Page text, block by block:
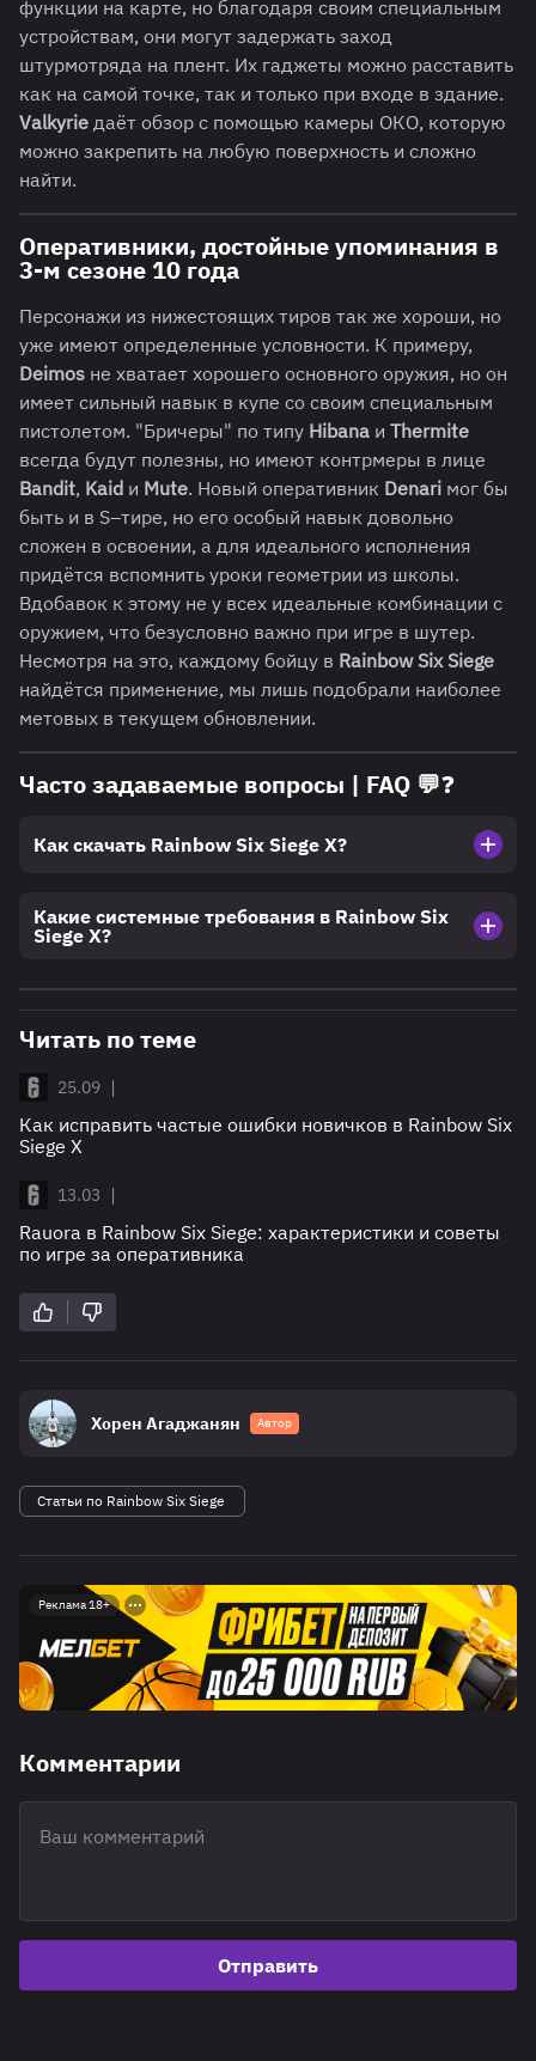
функции на карте, но благодаря своим специальным
устройствам, они могут задержать заход
штурмотряда на плент. Их гаджеты можно расставить
как на самой точке, так и только при входе в здание.
Valkyrie даёт обзор с помощью камеры ОКО, которую
можно закрепить на любую поверхность и сложно
найти.
Оперативники, достойные упоминания в
3-м сезоне 10 года
Персонажи из нижестоящих тиров так же хороши, но
уже имеют определенные условности. К примеру,
Deimos не хватает хорошего основного оружия, но он
имеет сильный навык в купе со своим специальным
пистолетом. "Бричеры" по типу Hibana и Thermite
всегда будут полезны, но имеют контрмеры в лице
Bandit, Kaid и Mute. Новый оперативник Denari мог бы
быть и в S–тире, но его особый навык довольно
сложен в освоении, а для идеального исполнения
придётся вспомнить уроки геометрии из школы.
Вдобавок к этому не у всех идеальные комбинации с
оружием, что безусловно важно при игре в шутер.
Несмотря на это, каждому бойцу в Rainbow Six Siege
найдётся применение, мы лишь подобрали наиболее
метовых в текущем обновлении.
Часто задаваемые вопросы | FAQ 💬❓
Как скачать Rainbow Six Siege X?
Какие системные требования в Rainbow Six
Siege X?
Читать по теме
25.09 |
Как исправить частые ошибки новичков в Rainbow Six
Siege X
13.03
|
Rauora в Rainbow Six Siege: характеристики и советы
по игре за оперативника
Хорен Агаджанян Автор
Статьи по Rainbow Six Siege
Реклама 18+
Комментарии
Отправить